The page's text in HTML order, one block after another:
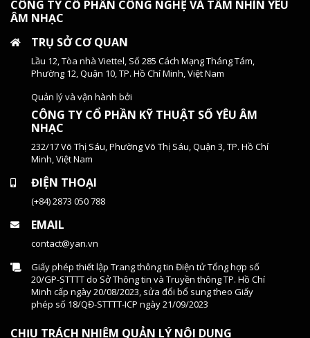
CÔNG TY CỔ PHẦN CÔNG NGHỆ VÀ TẦM NHÌN YÊU
ÂM NHẠC
TRỤ SỞ CƠ QUAN
Lầu 12, Tòa nhà Viettel, Số 285 Cách Mạng Tháng Tám,
Phường 12, Quận 10, TP. Hồ Chí Minh, Việt Nam
Quản lý và vận hành bởi
CÔNG TY CỔ PHẦN KỸ THUẬT SỐ YÊU ÂM
NHẠC
232/17 Võ Thị Sáu, Phường Võ Thị Sáu, Quận 3, TP. Hồ Chí
Minh, Việt Nam
ĐIỆN THOẠI
(+84) 2873 050 788
EMAIL
contact@yan.vn
Giấy phép thiết lập Trang thông tin Điện tử Tổng hợp số
20/GP-STTTT do Sở Thông tin và Truyền thông TP. Hồ Chí
Minh cấp ngày 20/08/2023, sửa đổi bổ sung theo Giấy
phép số 18/QĐ-STTTT-ICP ngày 21/09/2023
CHỊU TRÁCH NHIỆM QUẢN LÝ NỘI DUNG